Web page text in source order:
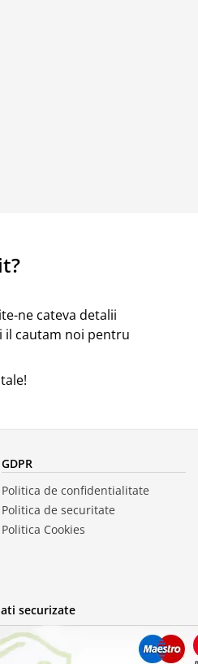
ne cateva detalii
il cautam noi pentru
GDPR
Politica de confidentialitate
Politica de securitate
Politica Cookies
securizate